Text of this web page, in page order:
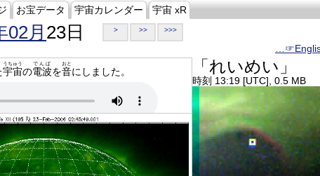
お宝データ 宇宙カレンダー 宇宙 xR
02月 23日 > >> >>>
宇宙
うちゅう
の電波
でんぱ
を音
おと
にしました。 「れいめい」
時刻 13:19 [UTC], 0.5 MB